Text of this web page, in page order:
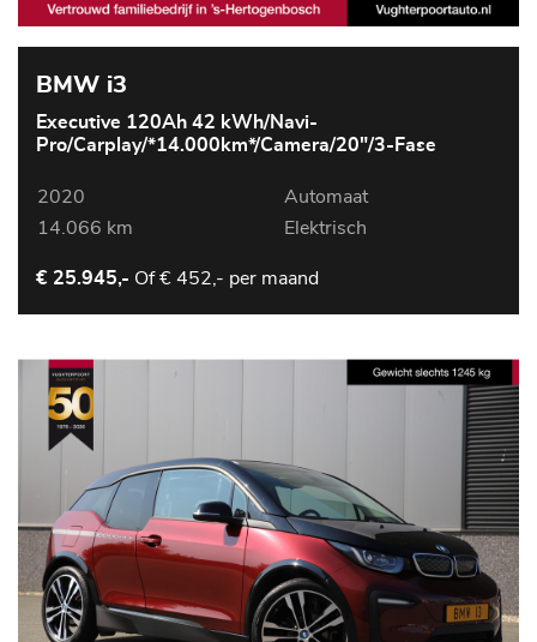
BMW i3
Executive 120Ah 42 kWh/Navi-
Pro/Carplay/*14.000km*/Camera/20"/3-Fase
2020
Automaat
14.066 km
Elektrisch
€ 25.945,- Of€ 452,- per maand